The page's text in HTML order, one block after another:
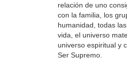
relación de uno
con la familia, los
humanidad, todas
vida, el universo
universo espiritual y
Ser Supremo.